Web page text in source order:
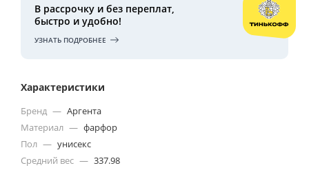
В рассрочку и без переплат,
быстро и удобно!
УЗНАТЬ ПОДРОБНЕЕ
Характеристики
Бренд — Аргента
Материал — фарфор
Пол — унисекс
Средний вес — 337.98